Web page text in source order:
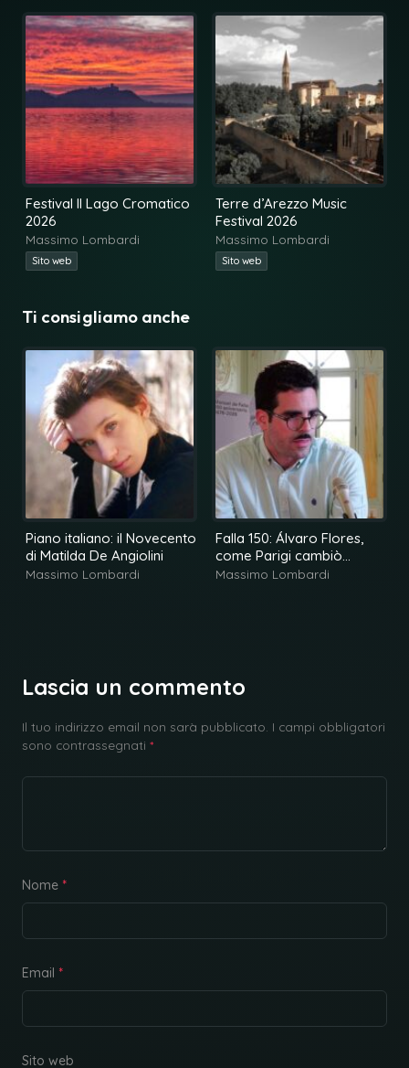
Festival Il Lago Cromatico
2026
Massimo Lombardi
Sito web
Terre d’Arezzo Music
Festival 2026
Massimo Lombardi
Sito web
Ti consigliamo anche
Piano italiano: il Novecento
di Matilda De Angiolini
Massimo Lombardi
Falla 150: Álvaro Flores,
come Parigi cambiò
Manuel de Falla
Massimo Lombardi
Lascia un commento
Il tuo indirizzo email non sarà pubblicato. I campi obbligatori
sono contrassegnati *
Nome *
Email *
Sito web